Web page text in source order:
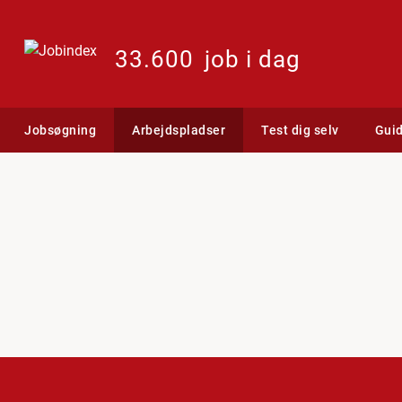
33.600 job i dag
Jobsøgning Arbejdspladser Test dig selv